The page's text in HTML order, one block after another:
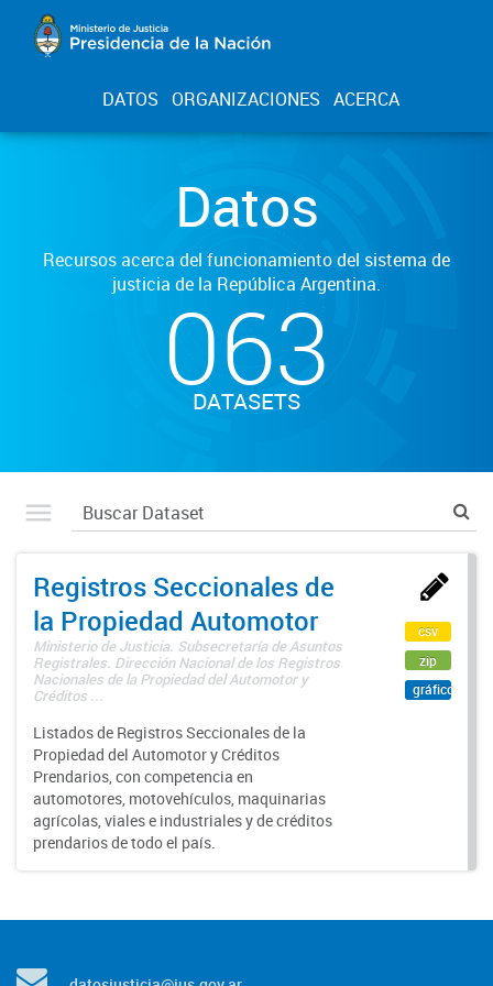
DATOS ORGANIZACIONES ACERCA
Datos
Recursos acerca del funcionamiento del sistema de
justicia de la República Argentina.
063
DATASETS
Registros Seccionales de
la Propiedad Automotor
Ministerio de Justicia. Subsecretaría de Asuntos
Registrales. Dirección Nacional de los Registros
Nacionales de la Propiedad del Automotor y
Créditos ...
Listados de Registros Seccionales de la
Propiedad del Automotor y Créditos
Prendarios, con competencia en
automotores, motovehículos, maquinarias
agrícolas, viales e industriales y de créditos
prendarios de todo el país.
csv
zip
gráfico